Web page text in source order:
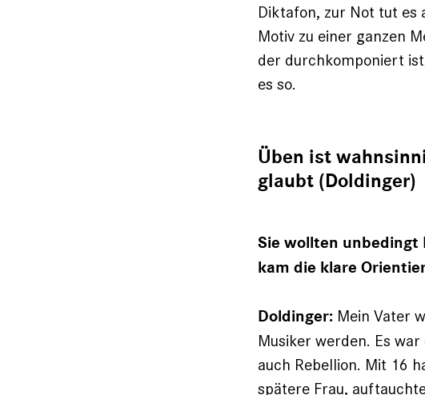
Diktafon, zur Not tut es
Motiv zu einer ganzen
der durchkomponiert
es so.
Üben ist
glaubt (Doldinger)
Sie wollten unbedingt
kam die klare
Doldinger: Mein Vater
Musiker werden. Es
auch Rebellion. Mit 16
spätere Frau,